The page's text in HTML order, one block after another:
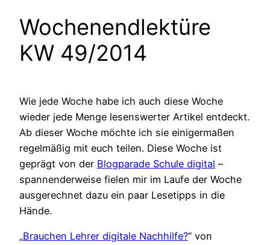
Wochenendlektüre
KW 49/2014
Wie jede Woche habe ich auch diese Woche
wieder jede Menge lesenswerter Artikel entdeckt.
Ab dieser Woche möchte ich sie einigermaßen
regelmäßig mit euch teilen. Diese Woche ist
geprägt von der Blogparade Schule digital –
spannenderweise fielen mir im Laufe der Woche
ausgerechnet dazu ein paar Lesetipps in die
Hände.
„Brauchen Lehrer digitale Nachhilfe?“ von